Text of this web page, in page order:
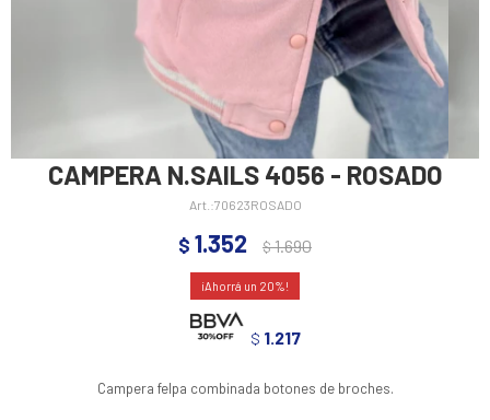
CAMPERA N.SAILS 4056 - ROSADO
70623ROSADO
$ 1.352 $1.690
20
$ 1.217
Campera felpa combinada botones de broches.